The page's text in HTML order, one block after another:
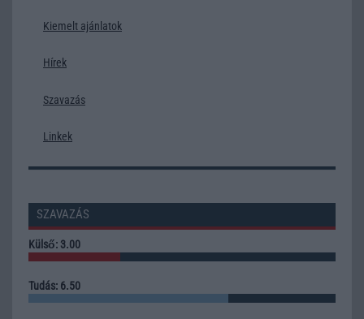
Kiemelt ajánlatok
Hírek
Szavazás
Linkek
SZAVAZÁS
Külső: 3.00
Tudás: 6.50